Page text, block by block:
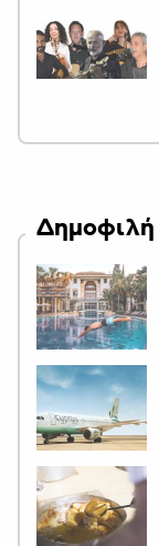
Δημοφιλή